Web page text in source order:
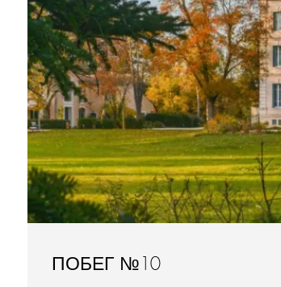
ПОБЕГ №10